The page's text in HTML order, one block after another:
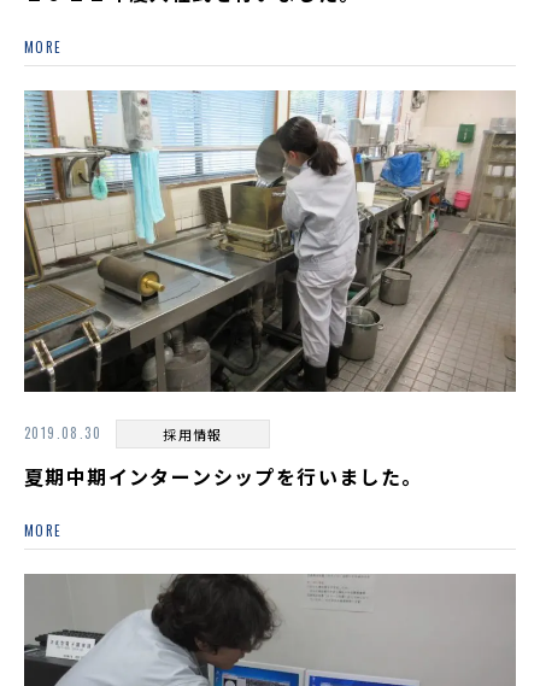
MORE
2019.08.30 採用情報
夏期中期インターンシップを行いました。
MORE